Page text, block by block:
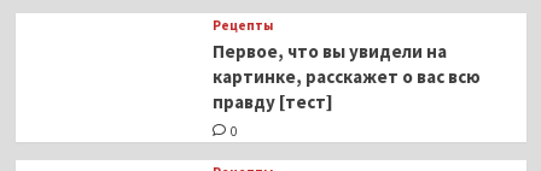
после
Рецепты
Первое, что вы увидели на
картинке, расскажет о вас всю
правду [тест]
0